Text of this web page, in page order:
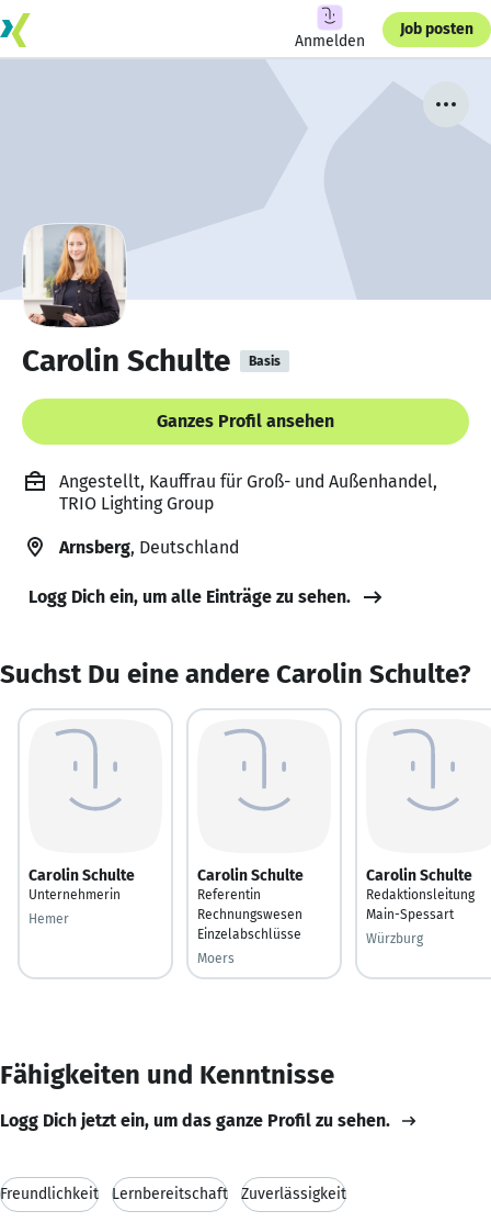
Anmelden
Job posten
Carolin Schulte Basis
Ganzes Profil ansehen
Angestellt, Kauffrau für Groß- und Außenhandel,
TRIO Lighting Group
Arnsberg, Deutschland
Logg Dich ein, um alle Einträge zu sehen.
Suchst Du eine andere Carolin Schulte?
Carolin Schulte
Unternehmerin
Hemer
Carolin Schulte
Referentin
Rechnungswesen
Einzelabschlüsse
Moers
Carolin Schulte
Redaktionsleitung
Main-Spessart
Würzburg
Fähigkeiten und Kenntnisse
Logg Dich jetzt ein, um das ganze Profil zu sehen.
Freundlichkeit Lernbereitschaft Zuverlässigkeit